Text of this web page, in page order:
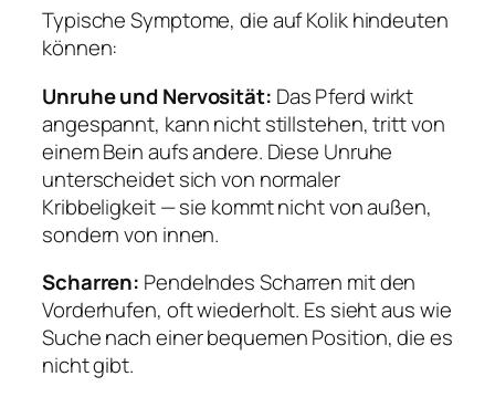
Typische Symptome, die auf Kolik hindeuten
können:
Unruhe und Nervosität: Das Pferd wirkt
angespannt, kann nicht stillstehen, tritt von
einem Bein aufs andere. Diese Unruhe
unterscheidet sich von normaler
Kribbeligkeit — sie kommt nicht von außen,
sondern von innen.
Scharren: Pendelndes Scharren mit den
Vorderhufen, oft wiederholt. Es sieht aus wie
Suche nach einer bequemen Position, die es
nicht gibt.